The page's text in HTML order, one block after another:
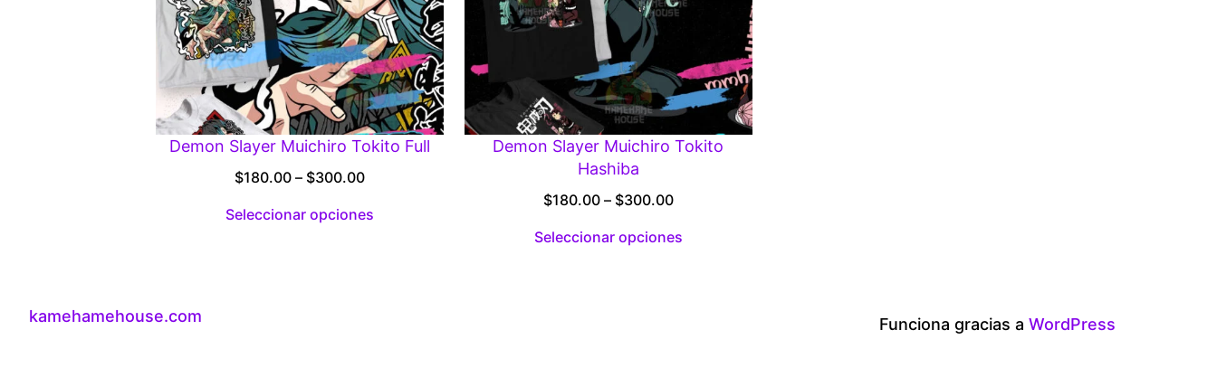
Demon Slayer Muichiro Tokito Full
$180.00 – $300.00Price
$180.00
Seleccionar opciones
Demon Slayer Muichiro Tokito
Hashiba
$180.00 – $300.00Price
$180.00
Seleccionar opciones
kamehamehouse.com Funciona gracias a WordPress